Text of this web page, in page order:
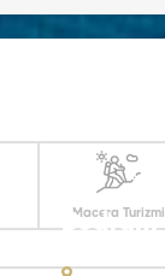
Macera Turizmi
Bodrum